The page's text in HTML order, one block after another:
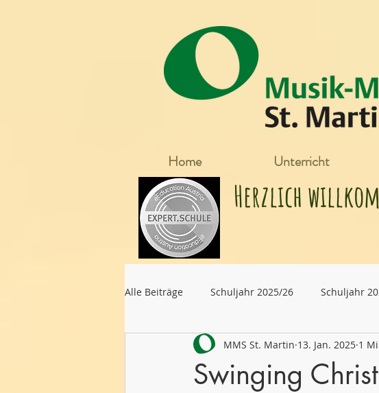
Herzlich
Alle Beiträge Schuljahr 2025/26 Schuljahr
Schuljahr 2021/22 Schuljahr 2020/21
Swinging
MMS St. Martin 13. Jan. 2025 1
Home Unterricht